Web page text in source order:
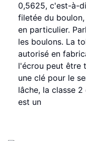
0,5625, c'est-à-
filetée du
en particulier.
les boulons. La
autorisé en
l'écrou peut être
une clé pour le
lâche, la classe
est un